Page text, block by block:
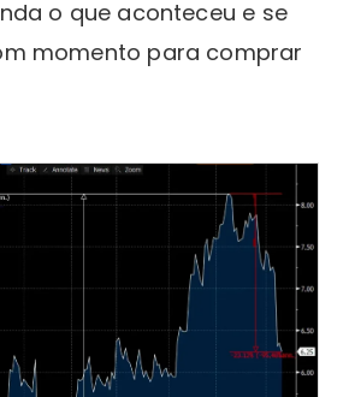
o que aconteceu e se
momento para comprar